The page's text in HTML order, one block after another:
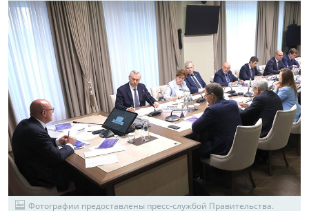
Фотографии предоставлены пресс-службой Правительства.